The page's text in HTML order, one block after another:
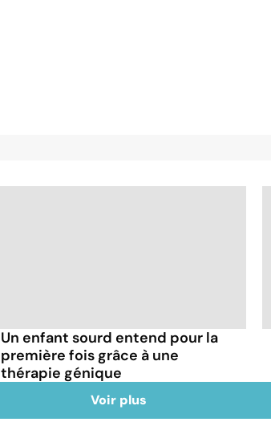
Un enfant sourd entend pour la
première fois grâce à une
thérapie génique
Voir plus